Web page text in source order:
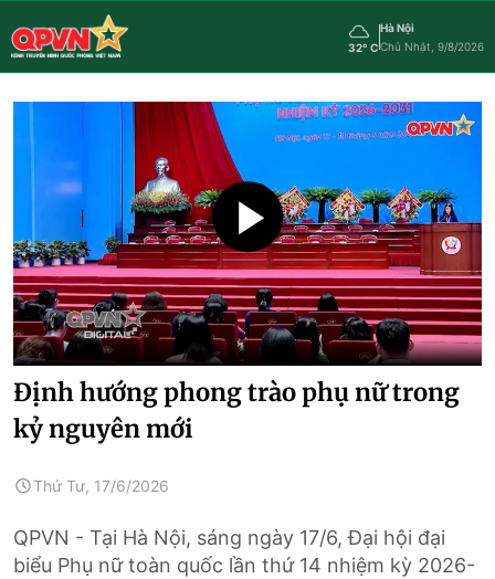
32° C
Hà Nội
Chủ Nhật, 9/8/2026
Định hướng phong trào phụ nữ trong
kỷ nguyên mới
Thứ Tư, 17/6/2026
QPVN - Tại Hà Nội, sáng ngày 17/6, Đại hội đại
biểu Phụ nữ toàn quốc lần thứ 14 nhiệm kỳ 2026-